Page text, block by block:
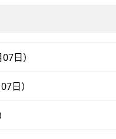
日）
日）